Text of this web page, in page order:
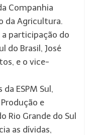
Companhia
da Agricultura.
a participação do
do Brasil, José
e o vice-
ESPM Sul,
e
Rio Grande do Sul
as dívidas,